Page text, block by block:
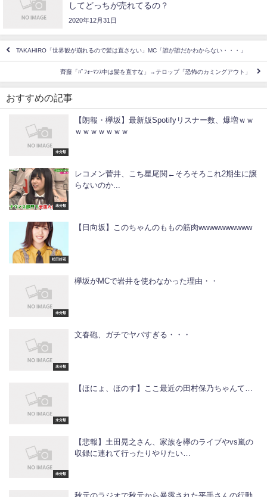
してどっちが売れてるの？
2020年12月31日
TAKAHIRO「世界観が崩れるので髪は直さない」MC「誰が誰だかわからない・・・」
齊藤「ﾊﾟﾌｫｰﾏﾝｽ中は髪を直すな」→テロップ「恐怖のカミングアウト」
おすすめの記事
未分類
【朗報・欅坂】最新版Spotifyリスナー数、爆増ｗｗ
ｗｗｗｗｗｗｗ
未分類
レコメン菅井、こち星尾関←そろそろこれ2期生に譲
らないのか...
松田好花
【日向坂】このちゃんのももの筋肉wwwwwwwwww
未分類
欅坂がMCで岩井を使わなかった理由・・
未分類
文春砲、ガチでヤバすぎる・・・
未分類
【ほにょ、ほのす】ここ最近の田村保乃ちゃんて…
未分類
【悲報】土田晃之さん、家族を欅のライブやvs嵐の
収録に連れて行ったりやりたい…